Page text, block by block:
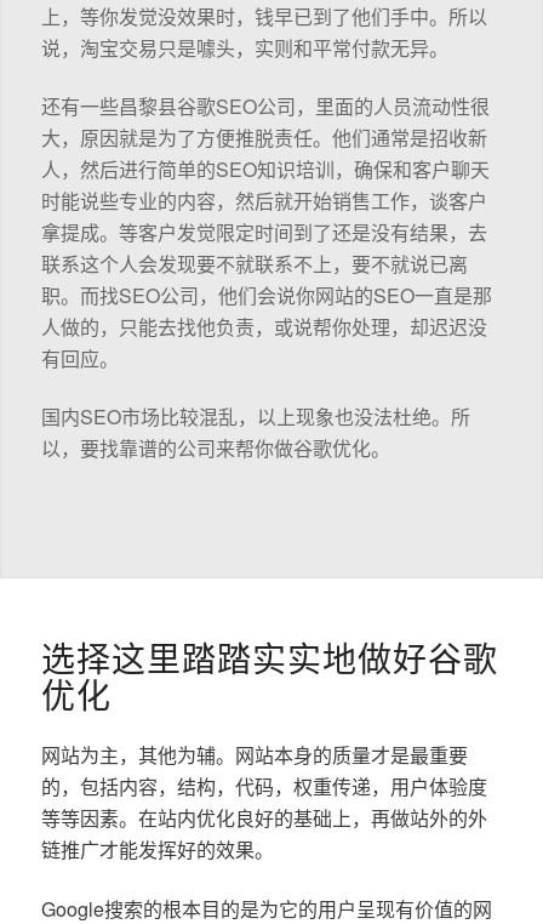
上，等你发觉没效果时，钱早已到了他们手中。所以
说，淘宝交易只是噱头，实则和平常付款无异。
还有一些昌黎县谷歌SEO公司，里面的人员流动性很
大，原因就是为了方便推脱责任。他们通常是招收新
人，然后进行简单的SEO知识培训，确保和客户聊天
时能说些专业的内容，然后就开始销售工作，谈客户
拿提成。等客户发觉限定时间到了还是没有结果，去
联系这个人会发现要不就联系不上，要不就说已离
职。而找SEO公司，他们会说你网站的SEO一直是那
人做的，只能去找他负责，或说帮你处理，却迟迟没
有回应。
国内SEO市场比较混乱，以上现象也没法杜绝。所
以，要找靠谱的公司来帮你做谷歌优化。
选择这里踏踏实实地做好谷歌
优化
网站为主，其他为辅。网站本身的质量才是最重要
的，包括内容，结构，代码，权重传递，用户体验度
等等因素。在站内优化良好的基础上，再做站外的外
链推广才能发挥好的效果。
Google搜索的根本目的是为它的用户呈现有价值的网